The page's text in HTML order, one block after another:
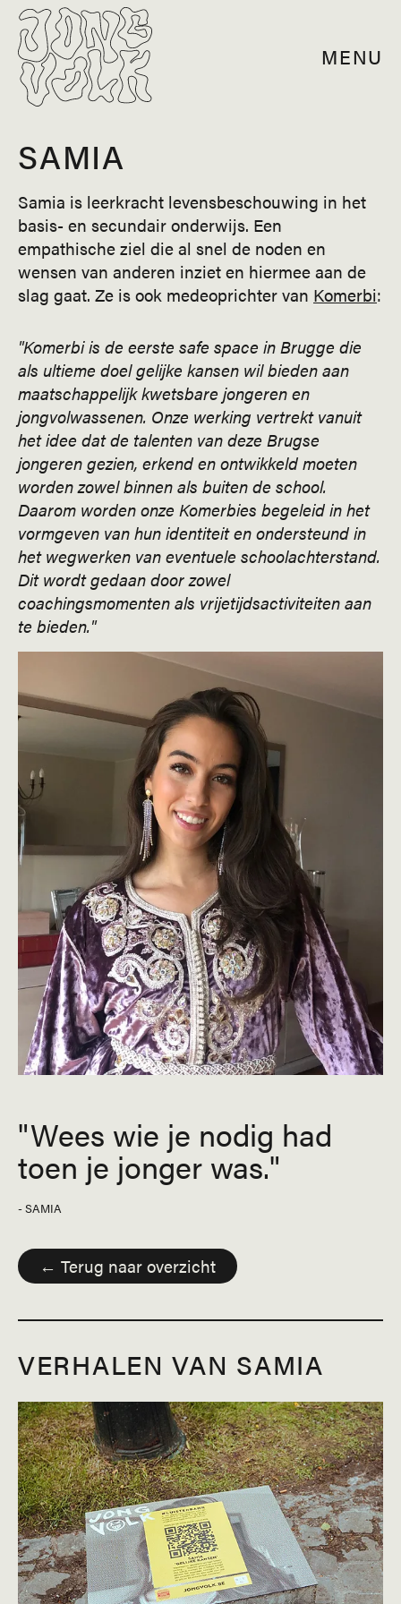
MENU
SAMIA
Samia is leerkracht levensbeschouwing in het
basis- en secundair onderwijs. Een
empathische ziel die al snel de noden en
wensen van anderen inziet en hiermee aan de
slag gaat. Ze is ook medeoprichter van Komerbi:
"Komerbi is de eerste safe space in Brugge die
als ultieme doel gelijke kansen wil bieden aan
maatschappelijk kwetsbare jongeren en
jongvolwassenen. Onze werking vertrekt vanuit
het idee dat de talenten van deze Brugse
jongeren gezien, erkend en ontwikkeld moeten
worden zowel binnen als buiten de school.
Daarom worden onze Komerbies begeleid in het
vormgeven van hun identiteit en ondersteund in
het wegwerken van eventuele schoolachterstand.
Dit wordt gedaan door zowel
coachingsmomenten als vrijetijdsactiviteiten aan
te bieden."
Wees wie je nodig had
toen je jonger was.
- SAMIA
← Terug naar overzicht
VERHALEN VAN SAMIA